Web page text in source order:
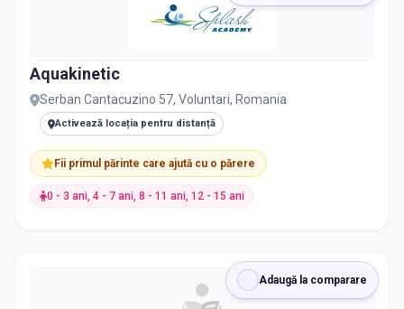
Nevoi Speciale
DISPONIBILITATE
Nu există informații despre locuri libere
Aquakinetic
Serban Cantacuzino 57, Voluntari, Romania
Activează locația pentru distanță
Fii primul părinte care ajută cu o părere
0 - 3 ani, 4 - 7 ani, 8 - 11 ani, 12 - 15 ani
Adaugă la comparare